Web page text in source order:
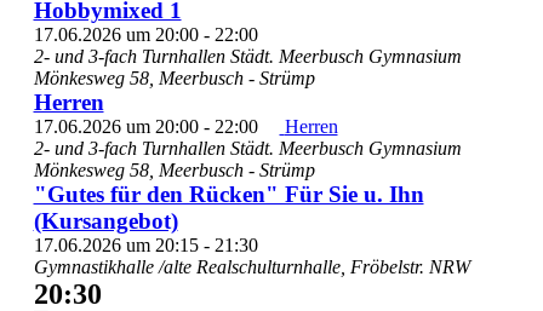
Hobbymixed 1
17.06.2026 um 20:00- 22:00
2- und 3-fach Turnhallen Städt. Meerbusch Gymnasium
Mönkesweg 58, Meerbusch - Strümp
Herren
17.06.2026 um 20:00- 22:00
Herren
2- und 3-fach Turnhallen Städt. Meerbusch Gymnasium
Mönkesweg 58, Meerbusch - Strümp
"Gutes für den Rücken" Für Sie u. Ihn
(Kursangebot)
17.06.2026 um 20:15- 21:30
Gymnastikhalle /alte Realschulturnhalle, Fröbelstr. NRW
20:30